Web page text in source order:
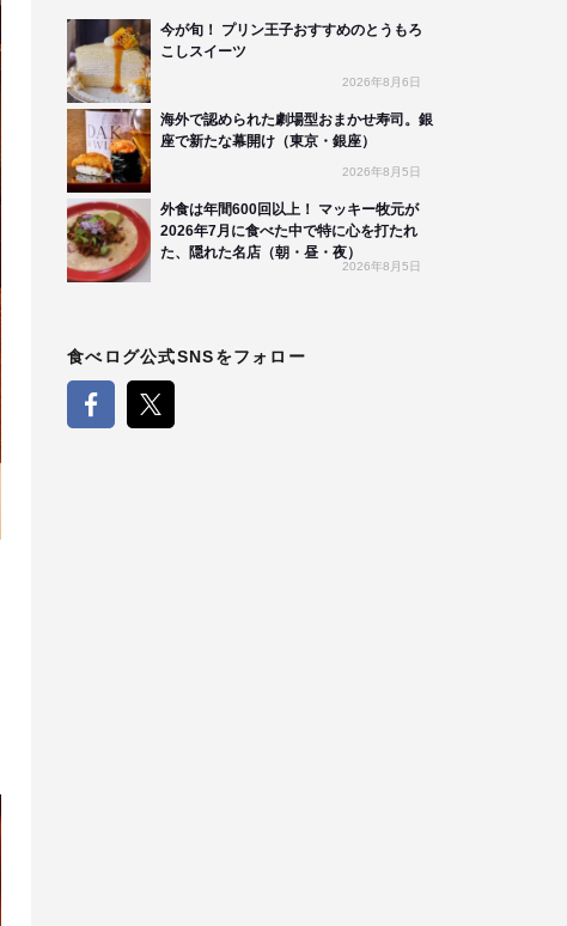
今が旬！ プリン王子おすすめのとうもろ
こしスイーツ
2026年8月6日
海外で認められた劇場型おまかせ寿司。銀
座で新たな幕開け（東京・銀座）
2026年8月5日
外食は年間600回以上！ マッキー牧元が
2026年7月に食べた中で特に心を打たれ
た、隠れた名店（朝・昼・夜）
2026年8月5日
食べログ公式SNSをフォロー